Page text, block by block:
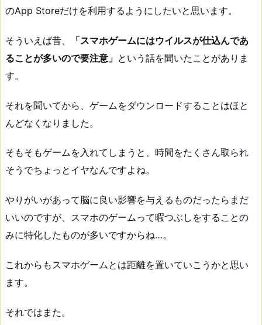
のApp Storeだけを利用するようにしたいと思います。
そういえば昔、
「スマホゲームにはウイルスが仕込んであ
ることが多いので要注意」 という話を聞いたことがありま
す。
それを聞いてから、ゲームをダウンロードすることはほと
んどなくなりました。
そもそもゲームを入れてしまうと、時間をたくさん取られ
そうでちょっとイヤなんですよね。
やりがいがあって脳に良い影響を与えるものだったらまだ
いいのですが、スマホのゲームって暇つぶしをすることの
みに特化したものが多いですからね…。
これからもスマホゲームとは距離を置いていこうかと思い
ます。
それではまた。